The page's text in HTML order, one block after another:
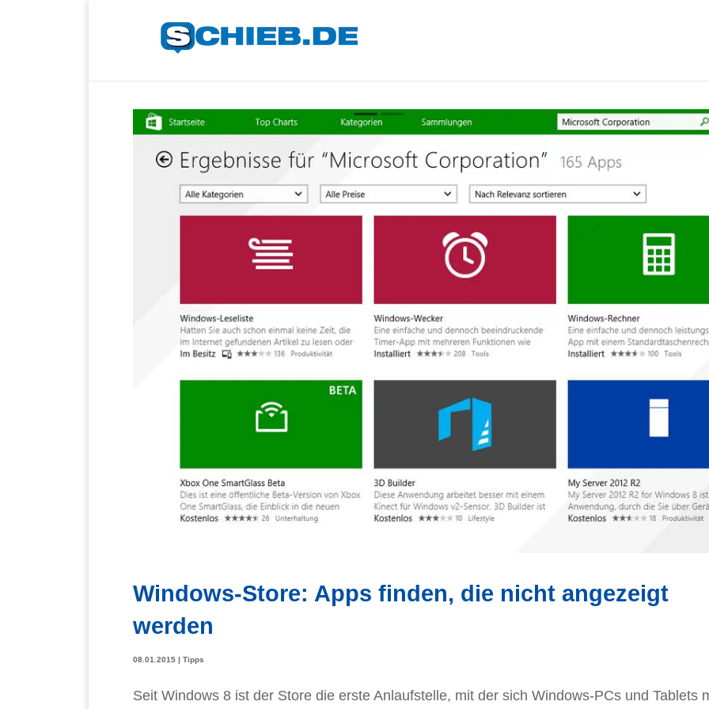
Windows-Store: Apps finden, die nicht angezeigt
werden
08.01.2015 | Tipps
Seit Windows 8 ist der Store die erste Anlaufstelle, mit der sich Windows-PCs und Tablets